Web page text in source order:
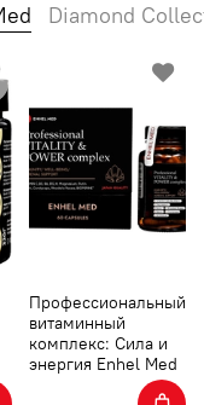
Diamond
Профессиональный
витаминный
комплекс: Сила и
энергия Enhel Med